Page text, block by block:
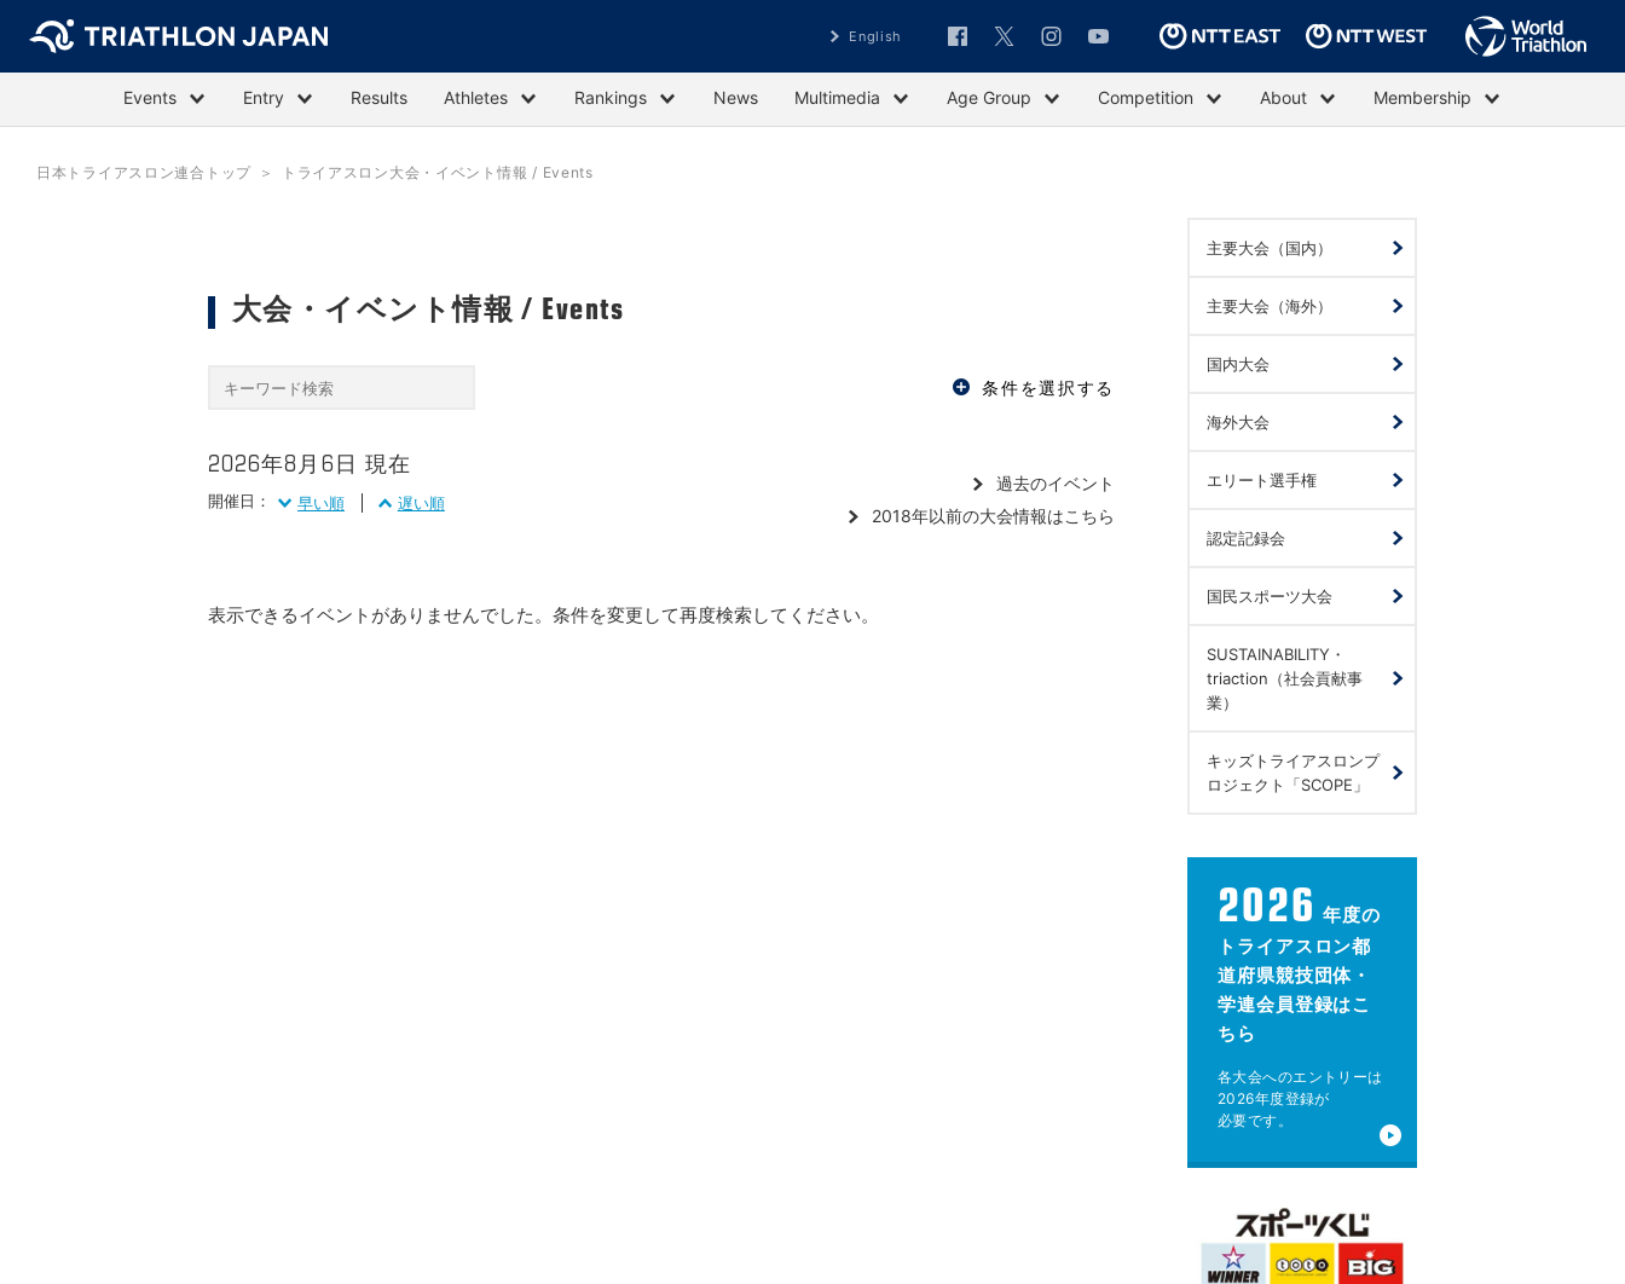
English
Events Entry Results Athletes Rankings News Multimedia Age Group Competition About Membership
日本トライアスロン連合トップ トライアスロン大会・イベント情報 / Events
大会・イベント情報 / Events
条件を選択する
2026年8月6日 現在
開催日：
早い順 遅い順
過去のイベント
2018年以前の大会情報はこちら
表示できるイベントがありませんでした。条件を変更して再度検索してください。
主要大会（国内）
主要大会（海外）
国内大会
海外大会
エリート選手権
認定記録会
国民スポーツ大会
SUSTAINABILITY・
triaction（社会貢献事
業）
キッズトライアスロンプ
ロジェクト「SCOPE」
2026 年度の
トライアスロン都
道府県競技団体・
学連会員登録はこ
ちら
各大会へのエントリーは
2026年度登録が
必要です。